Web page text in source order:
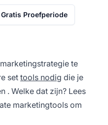
Proefperiode
te
set tools nodig die je
. Welke dat zijn? Lees
marketingtools om